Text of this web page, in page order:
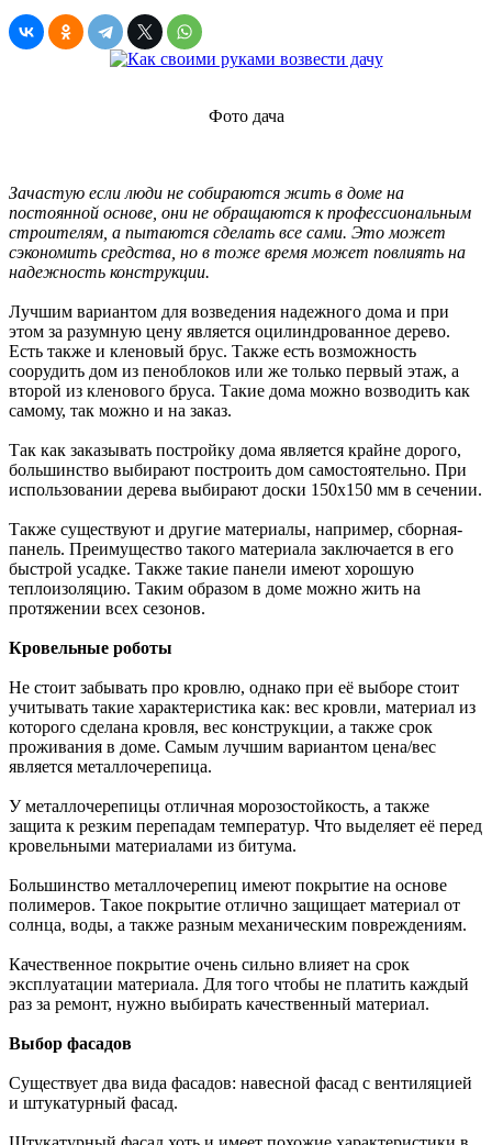
Фото дача
Зачастую если люди не собираются жить в доме на
постоянной основе, они не обращаются к профессиональным
строителям, а пытаются сделать все сами. Это может
сэкономить средства, но в тоже время может повлиять на
надежность конструкции.
Лучшим вариантом для возведения надежного дома и при
этом за разумную цену является оцилиндрованное дерево.
Есть также и кленовый брус. Также есть возможность
соорудить дом из пеноблоков или же только первый этаж, а
второй из кленового бруса. Такие дома можно возводить как
самому, так можно и на заказ.
Так как заказывать постройку дома является крайне дорого,
большинство выбирают построить дом самостоятельно. При
использовании дерева выбирают доски 150х150 мм в сечении.
Также существуют и другие материалы, например, сборная-
панель. Преимущество такого материала заключается в его
быстрой усадке. Также такие панели имеют хорошую
теплоизоляцию. Таким образом в доме можно жить на
протяжении всех сезонов.
Кровельные роботы
Не стоит забывать про кровлю, однако при её выборе стоит
учитывать такие характеристика как: вес кровли, материал из
которого сделана кровля, вес конструкции, а также срок
проживания в доме. Самым лучшим вариантом цена/вес
является металлочерепица.
У металлочерепицы отличная морозостойкость, а также
защита к резким перепадам температур. Что выделяет её перед
кровельными материалами из битума.
Большинство металлочерепиц имеют покрытие на основе
полимеров. Такое покрытие отлично защищает материал от
солнца, воды, а также разным механическим повреждениям.
Качественное покрытие очень сильно влияет на срок
эксплуатации материала. Для того чтобы не платить каждый
раз за ремонт, нужно выбирать качественный материал.
Выбор фасадов
Существует два вида фасадов: навесной фасад с вентиляцией
и штукатурный фасад.